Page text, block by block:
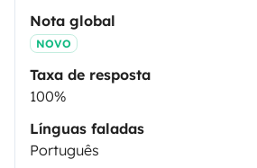
Nota global
NOVO
Taxa de resposta
100%
Línguas faladas
Português